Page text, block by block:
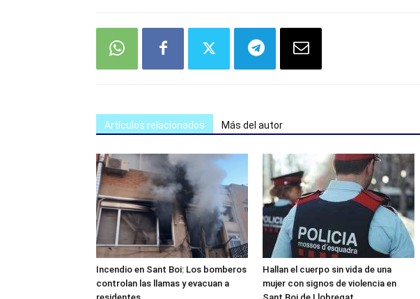
Artículos relacionados Más del autor
Incendio en Sant Boi: Los bomberos
controlan las llamas y evacuan a
Hallan el cuerpo sin vida de una
mujer con signos de violencia en